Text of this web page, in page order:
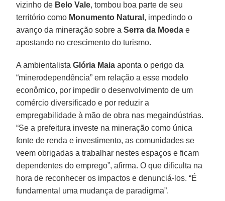
vizinho de Belo Vale, tombou boa parte de seu
território como Monumento Natural , impedindo o
avanço da mineração sobre aSerra da Moeda e
apostando no crescimento do turismo.
A ambientalistaGlória Maia aponta o perigo da
“minerodependência” em relação a esse modelo
econômico, por impedir o desenvolvimento de um
comércio diversificado e por reduzir a
empregabilidade à mão de obra nas megaindústrias.
“Se a prefeitura investe na mineração como única
fonte de renda e investimento, as comunidades se
veem obrigadas a trabalhar nestes espaços e ficam
dependentes do emprego”, afirma. O que dificulta na
hora de reconhecer os impactos e denunciá-los. “É
fundamental uma mudança de paradigma”.